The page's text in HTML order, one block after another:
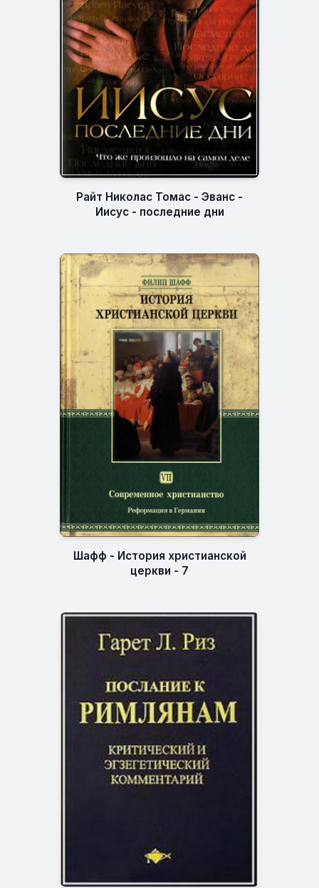
Райт Николас Томас - Эванс -
Иисус - последние дни
Шафф - История христианской
церкви - 7